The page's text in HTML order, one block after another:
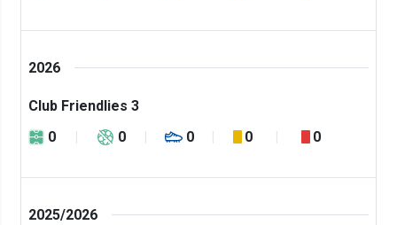
2026
Club Friendlies 3
0
0 0 0 0
2025/2026